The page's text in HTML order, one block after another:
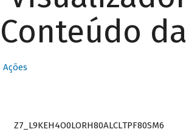
Conteúdo
Ações
Z7_L9KEH4O0LORH80ALCLTPF80SM6